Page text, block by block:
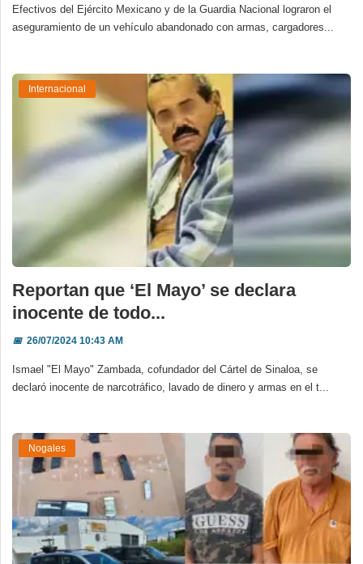
Efectivos del Ejército Mexicano y de la Guardia Nacional lograron el
aseguramiento de un vehículo abandonado con armas, cargadores...
Internacional
Reportan que ‘El Mayo’ se declara
inocente de todo...
📅26/07/2024 10:43 AM
Ismael "El Mayo" Zambada, cofundador del Cártel de Sinaloa, se
declaró inocente de narcotráfico, lavado de dinero y armas en el t...
Nogales